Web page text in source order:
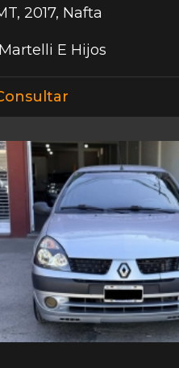
, 2017, Nafta
Martelli E Hijos